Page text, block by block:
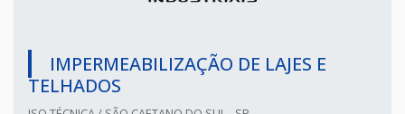
IMPERMEABILIZAÇÃO DE LAJES E
TELHADOS